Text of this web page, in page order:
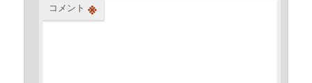
コメント ※